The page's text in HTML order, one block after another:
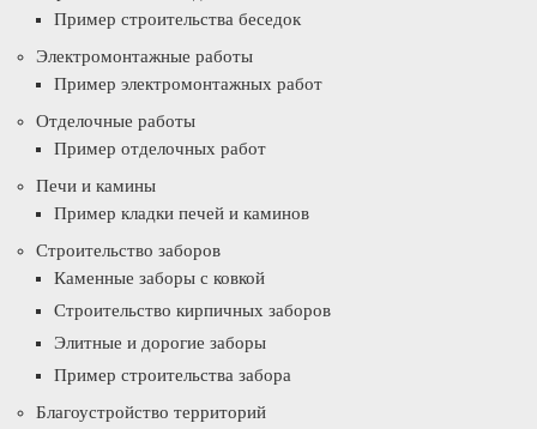
Пример строительства беседок
Электромонтажные работы
Пример электромонтажных работ
Отделочные работы
Пример отделочных работ
Печи и камины
Пример кладки печей и каминов
Строительство заборов
Каменные заборы с ковкой
Строительство кирпичных заборов
Элитные и дорогие заборы
Пример строительства забора
Благоустройство территорий